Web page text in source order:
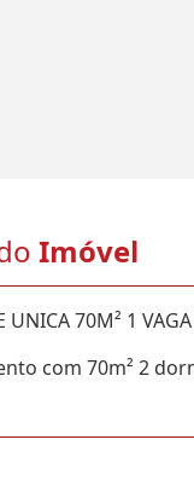
Imóvel
70M² 1 VAGA
com 70m² 2